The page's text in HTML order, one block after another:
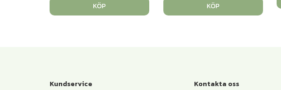
KÖP KÖP
Kundservice
Kontakta oss